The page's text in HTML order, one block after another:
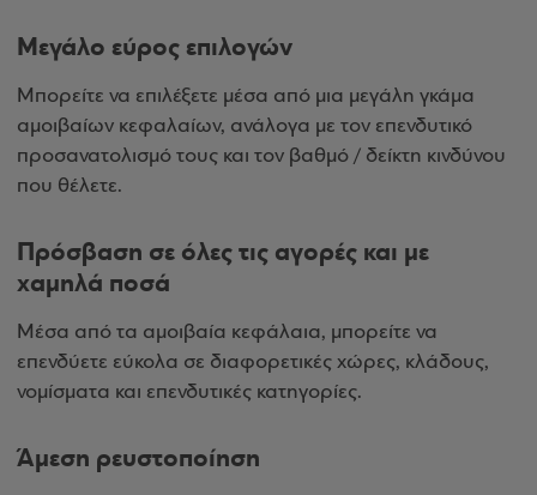
Μεγάλο εύρος επιλογών
Μπορείτε να επιλέξετε μέσα από μια μεγάλη γκάμα
αμοιβαίων κεφαλαίων, ανάλογα με τον επενδυτικό
προσανατολισμό τους και τον βαθμό / δείκτη κινδύνου
που θέλετε.
Πρόσβαση σε όλες τις αγορές και με
χαμηλά ποσά
Μέσα από τα αμοιβαία κεφάλαια, μπορείτε να
επενδύετε εύκολα σε διαφορετικές χώρες, κλάδους,
νομίσματα και επενδυτικές κατηγορίες.
Άμεση ρευστοποίηση